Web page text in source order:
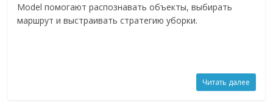
Model помогают распознавать объекты, выбирать
маршрут и выстраивать стратегию уборки.
Читать далее